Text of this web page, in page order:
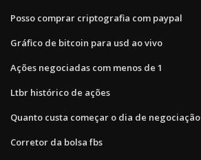
Posso comprar criptografia com paypal
Gráfico de bitcoin para usd ao vivo
Ações negociadas com menos de 1
Ltbr histórico de ações
Quanto custa começar o dia de negociação
Corretor da bolsa fbs